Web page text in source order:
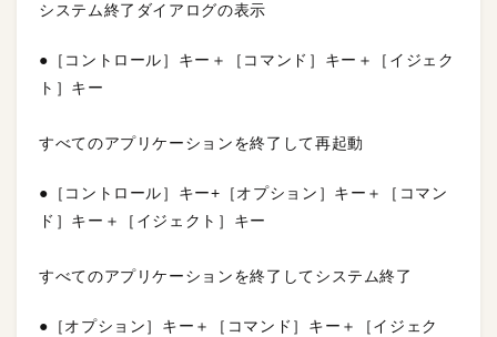
システム終了ダイアログの表示
●［コントロール］キー＋［コマンド］キー＋［イジェク
ト］キー
すべてのアプリケーションを終了して再起動
●［コントロール］キー+［オプション］キー＋［コマン
ド］キー＋［イジェクト］キー
すべてのアプリケーションを終了してシステム終了
●［オプション］キー＋［コマンド］キー＋［イジェク